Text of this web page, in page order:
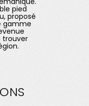
pied
proposé
gamme
trouver